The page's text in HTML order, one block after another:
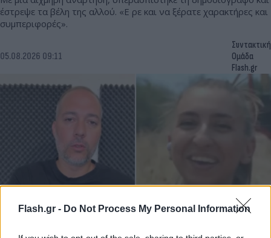
Flash.gr - Do Not Process My Personal Information
έστρεψε τα βέλη της αλλού. «Ε ρε και να ξέρατε χαρακτήρες και
συμπεριφορές».
05.08.2026 09:11
Συντακτική
Ομάδα
Flash.gr
«Μη βαράτε την κοπέλα» - Γνωστός